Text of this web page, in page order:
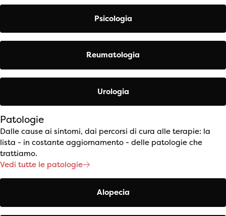
Psicologia
Reumatologia
Urologia
Patologie
Dalle cause ai sintomi, dai percorsi di cura alle terapie: la
lista - in costante aggiornamento - delle patologie che
trattiamo.
Vedi tutte le patologie
Alopecia